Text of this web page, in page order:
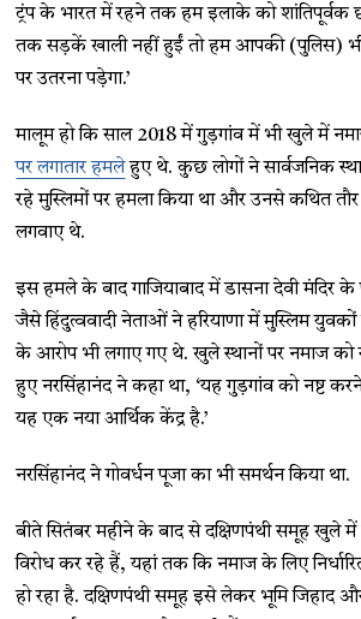
ट्रंप के भारत में रहने तक हम इलाके को शांतिपूर्वक
तक सड़कें खाली नहीं हुईं तो हम आपकी (पुलिस)
पर उतरना पडे़गा.’
मालूम हो कि साल 2018 में गुड़गांव में भी खुले में
पर लगातार हमलेहुए थे. कुछ लोगों ने सार्वजनिक
रहे मुस्लिमों पर हमला किया था और उनसे कथित तौर
लगवाए थे.
इस हमले के बाद गाजियाबाद में डासना देवी मंदिर के
जैसे हिंदुत्ववादी नेताओं ने हरियाणा में मुस्लिम
के आरोप भी लगाए गए थे. खुले स्थानों पर नमाज को
हुए नरसिंहानंद ने कहा था, ‘यह गुड़गांव को नष्ट
यह एक नया आर्थिक केंद्र है.’
नरसिंहानंद ने गोवर्धन पूजा का भी समर्थन किया था.
बीते सितंबर महीने के बाद से दक्षिणपंथी समूह खुले में
विरोध कर रहे हैं, यहां तक कि नमाज के लिए
हो रहा है. दक्षिणपंथी समूह इसे लेकर भूमि जिहाद